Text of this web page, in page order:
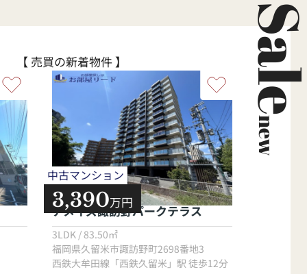
new
【 売買の新着物件 】
中古マンション
3,390万円
アメイズ諏訪野パークテラス
3LDK / 83.50㎡
福岡県久留米市諏訪野町2698番地3
西鉄大牟田線「西鉄久留米」駅 徒歩12分